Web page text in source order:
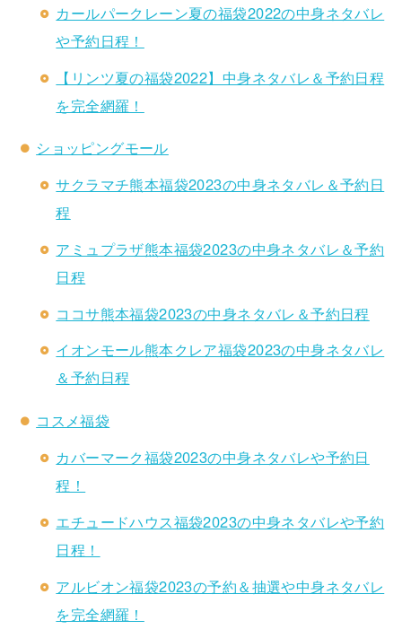
カールパークレーン夏の福袋2022の中身ネタバレ
や予約日程！
【リンツ夏の福袋2022】中身ネタバレ＆予約日程
を完全網羅！
ショッピングモール
サクラマチ熊本福袋2023の中身ネタバレ＆予約日
程
アミュプラザ熊本福袋2023の中身ネタバレ＆予約
日程
ココサ熊本福袋2023の中身ネタバレ＆予約日程
イオンモール熊本クレア福袋2023の中身ネタバレ
＆予約日程
コスメ福袋
カバーマーク福袋2023の中身ネタバレや予約日
程！
エチュードハウス福袋2023の中身ネタバレや予約
日程！
アルビオン福袋2023の予約＆抽選や中身ネタバレ
を完全網羅！